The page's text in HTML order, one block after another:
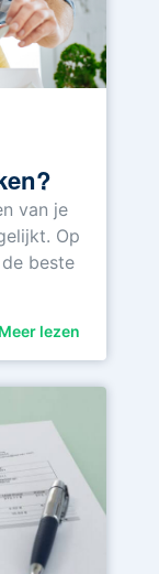
van je
Op
beste
Meer lezen